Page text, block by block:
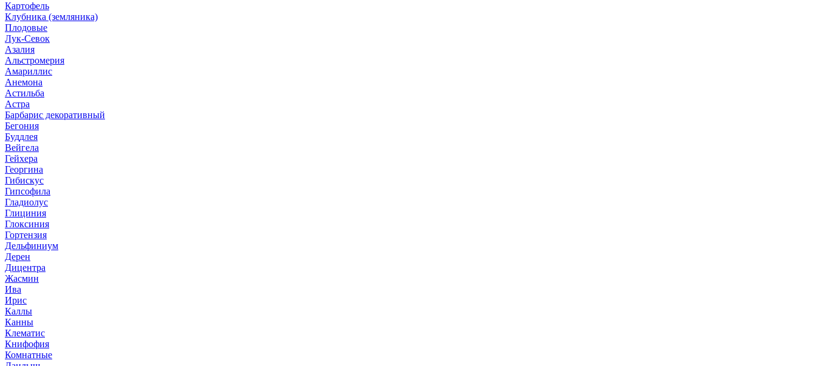
Картофель
Клубника (земляника)
Плодовые
Лук-Севок
Азалия
Альстромерия
Амариллис
Анемона
Астильба
Астра
Барбарис декоративный
Бегония
Буддлея
Вейгела
Гейхера
Георгина
Гибискус
Гипсофила
Гладиолус
Глициния
Глоксиния
Гортензия
Дельфиниум
Дерен
Дицентра
Жасмин
Ива
Ирис
Каллы
Канны
Клематис
Книфофия
Комнатные